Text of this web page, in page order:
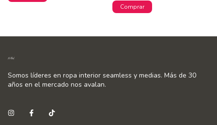
Comprar
Somos líderes en ropa interior seamless y medias. Más de 30
años en el mercado nos avalan.